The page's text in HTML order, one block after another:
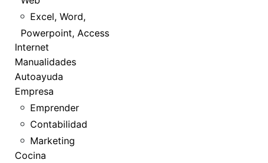
Excel, Word,
Powerpoint, Access
Internet
Manualidades
Autoayuda
Empresa
Emprender
Contabilidad
Marketing
Cocina